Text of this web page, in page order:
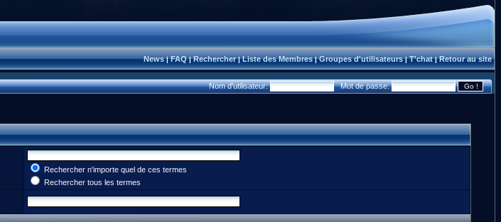
News|FAQ|Rechercher|Liste des Membres|Groupes d'utilisateurs|T'chat|Retour au site
Nom d'utilisateur: Mot de passe:
Rechercher n'importe quel de ces termes
Rechercher tous les termes